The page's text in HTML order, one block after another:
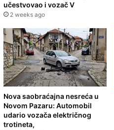
učestvovao i vozač V
2 weeks ago
Nova saobraćajna nesreća u
Novom Pazaru: Automobil
udario vozača električnog
trotineta,